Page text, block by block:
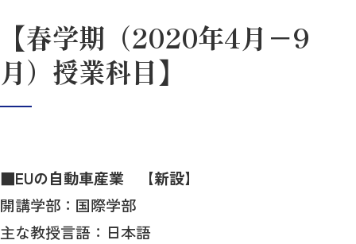
【春学期（2020年4月－9
月）授業科目】
■EUの自動車産業 【新設】
開講学部：国際学部
主な教授言語：日本語